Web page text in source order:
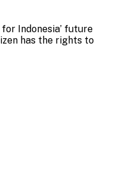
Indonesia’ future
has the rights to